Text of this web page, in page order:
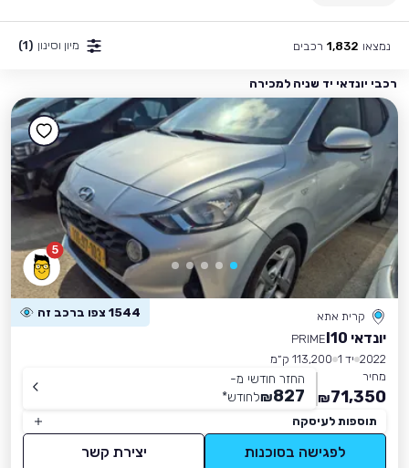
נמצאו 1,832 רכבים מיון וסינון (1)
רכבי יונדאי יד שניה למכירה
5
קרית אתא 1544 צפו ברכב זה
יונדאי I10
PRIME
2022 יד 1
113,200 ק״מ
מחיר
71,350
₪
החזר חודשי מ-
827
₪לחודש*
תוספות לעיסקה
לפגישה בסוכנות יצירת קשר